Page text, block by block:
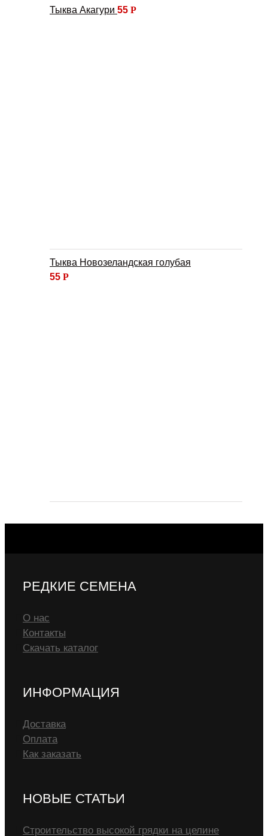
Тыква Акагури 55 Р
Тыква Новозеландская голубая
55 Р
РЕДКИЕ СЕМЕНА
О нас
Контакты
Скачать каталог
ИНФОРМАЦИЯ
Доставка
Оплата
Как заказать
НОВЫЕ СТАТЬИ
Строительство высокой грядки на целине